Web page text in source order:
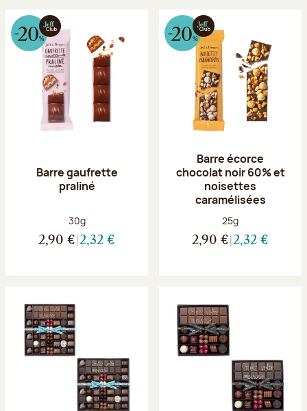
Barre gaufrette
praliné
Poids net :
30g
2,90 € 2,32 €
Barre écorce
chocolat noir 60% et
noisettes
caramélisées
Poids net :
25g
2,90 € 2,32 €